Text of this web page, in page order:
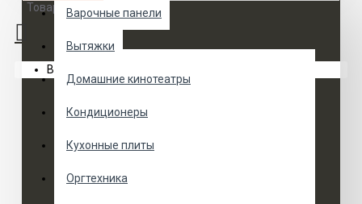
Варочные панели
Вытяжки
Домашние кинотеатры
Кондиционеры
Кухонные плиты
Оргтехника
Товаров 0 (0 руб.)
Ваша корзина пуста!